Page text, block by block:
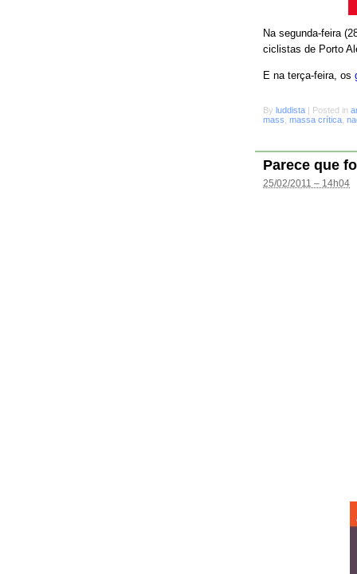
Na segunda-feira
ciclistas de Porto
E na terça-feira, os
By luddista | Posted in
mass massa crítica
Parece que
25/02/2011 – 14h04